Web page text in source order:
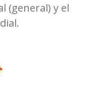
(general) y el